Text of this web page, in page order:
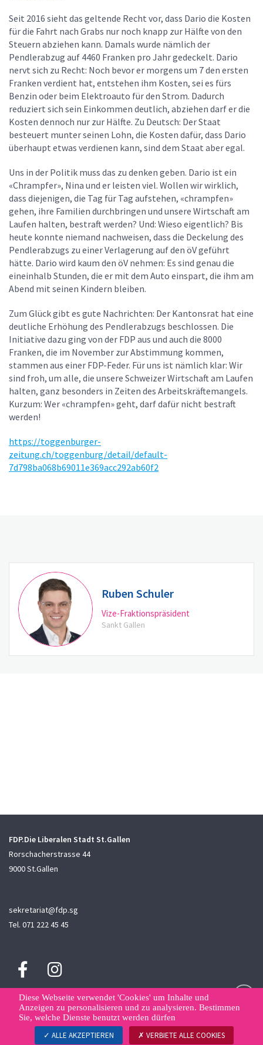
Seit 2016 sieht das geltende Recht vor, dass Dario die Kosten
für die Fahrt nach Grabs nur noch knapp zur Hälfte von den
Steuern abziehen kann. Damals wurde nämlich der
Pendlerabzug auf 4460 Franken pro Jahr gedeckelt. Dario
nervt sich zu Recht: Noch bevor er morgens um 7 den ersten
Franken verdient hat, entstehen ihm Kosten, sei es fürs
Benzin oder beim Elektroauto für den Strom. Dadurch
reduziert sich sein Einkommen deutlich, abziehen darf er die
Kosten dennoch nur zur Hälfte. Zu Deutsch: Der Staat
besteuert munter seinen Lohn, die Kosten dafür, dass Dario
überhaupt etwas verdienen kann, sind dem Staat aber egal.
Uns in der Politik muss das zu denken geben. Dario ist ein
«Chrampfer», Nina und er leisten viel. Wollen wir wirklich,
dass diejenigen, die Tag für Tag aufstehen, «chrampfen»
gehen, ihre Familien durchbringen und unsere Wirtschaft am
Laufen halten, bestraft werden? Und: Wieso eigentlich? Bis
heute konnte niemand nachweisen, dass die Deckelung des
Pendlerabzugs zu einer Verlagerung auf den öV geführt
hätte. Dario wird kaum den öV nehmen: Es sind genau die
eineinhalb Stunden, die er mit dem Auto einspart, die ihm am
Abend mit seinen Kindern bleiben.
Zum Glück gibt es gute Nachrichten: Der Kantonsrat hat eine
deutliche Erhöhung des Pendlerabzugs beschlossen. Die
Initiative dazu ging von der FDP aus und auch die 8000
Franken, die im November zur Abstimmung kommen,
stammen aus einer FDP-Feder. Für uns ist nämlich klar: Wir
sind froh, um alle, die unsere Schweizer Wirtschaft am Laufen
halten, ganz besonders in Zeiten des Arbeitskräftemangels.
Kurzum: Wer «chrampfen» geht, darf dafür nicht bestraft
werden!
https://toggenburger-
zeitung.ch/toggenburg/detail/default-
7d798ba068b69011e369acc292ab60f2
Ruben Schuler
Vize-Fraktionspräsident
Sankt Gallen
FDP.Die Liberalen Stadt St.Gallen
Rorschacherstrasse 44
9000 St.Gallen
sekretariat@fdp.sg
Tel. 071 222 45 45
Sitemap Kontakt Datenschutzerklärung Datenverwaltung
Diese Webseite verwendet 'Cookies' um Inhalte und
Anzeigen zu personalisieren und zu analysieren. Bestimmen
Sie, welche Dienste benutzt werden dürfen
ALLE AKZEPTIEREN VERBIETE ALLE COOKIES